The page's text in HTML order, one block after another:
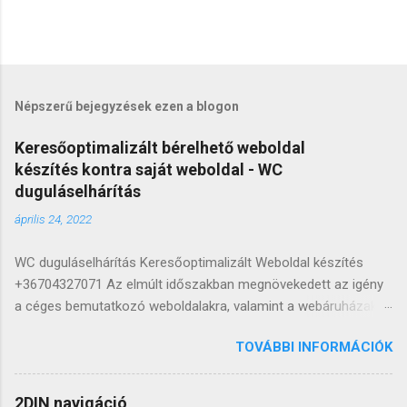
Népszerű bejegyzések ezen a blogon
Keresőoptimalizált bérelhető weboldal
készítés kontra saját weboldal - WC
duguláselhárítás
április 24, 2022
WC duguláselhárítás Keresőoptimalizált Weboldal készítés
+36704327071 Az elmúlt időszakban megnövekedett az igény
a céges bemutatkozó weboldalakra, valamint a webáruházakra,
értékesítő, aki online jelenlét hiányában is képes lenne
hosszútávon fennmaradni. A cégek két irányban tudnak
gondolkodni: saját vagy bérelhető weboldalban. Sok éve
TOVÁBBI INFORMÁCIÓK
2DIN navigáció